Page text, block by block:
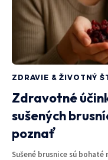
ZDRAVIE & ŽIVOTNÝ
Zdravotné
sušených
poznať
Sušené brusnice sú